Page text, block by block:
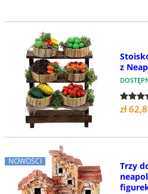
z
zł
NOWOŚCI
Trzy